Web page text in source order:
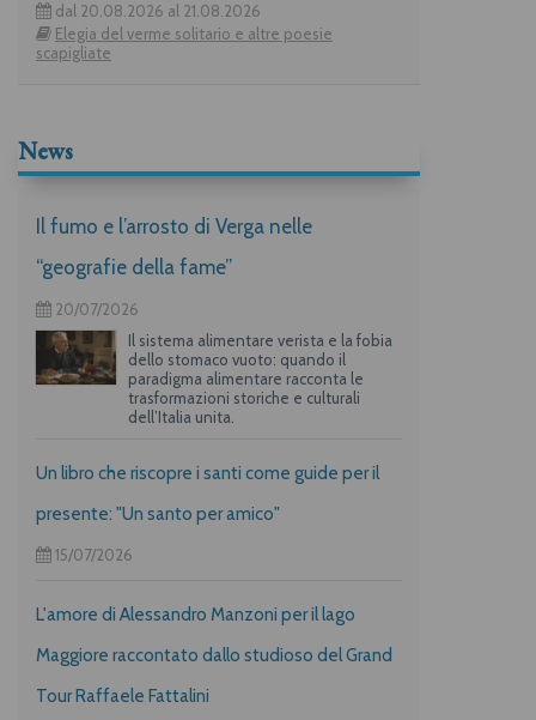
dal 20.08.2026 al 21.08.2026
Elegia del verme solitario e altre poesie
scapigliate
News
Il fumo e l’arrosto di Verga nelle
“geografie della fame”
20/07/2026
Il sistema alimentare verista e la fobia
dello stomaco vuoto: quando il
paradigma alimentare racconta le
trasformazioni storiche e culturali
dell’Italia unita.
Un libro che riscopre i santi come guide per il
presente: "Un santo per amico"
15/07/2026
L'amore di Alessandro Manzoni per il lago
Maggiore raccontato dallo studioso del Grand
Tour Raffaele Fattalini